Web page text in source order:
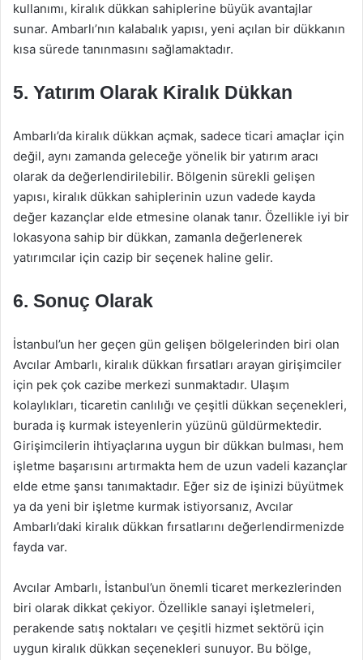
kullanımı, kiralık dükkan sahiplerine büyük avantajlar
sunar. Ambarlı’nın kalabalık yapısı, yeni açılan bir dükkanın
kısa sürede tanınmasını sağlamaktadır.
5. Yatırım Olarak Kiralık Dükkan
Ambarlı’da kiralık dükkan açmak, sadece ticari amaçlar için
değil, aynı zamanda geleceğe yönelik bir yatırım aracı
olarak da değerlendirilebilir. Bölgenin sürekli gelişen
yapısı, kiralık dükkan sahiplerinin uzun vadede kayda
değer kazançlar elde etmesine olanak tanır. Özellikle iyi bir
lokasyona sahip bir dükkan, zamanla değerlenerek
yatırımcılar için cazip bir seçenek haline gelir.
6. Sonuç Olarak
İstanbul’un her geçen gün gelişen bölgelerinden biri olan
Avcılar Ambarlı, kiralık dükkan fırsatları arayan girişimciler
için pek çok cazibe merkezi sunmaktadır. Ulaşım
kolaylıkları, ticaretin canlılığı ve çeşitli dükkan seçenekleri,
burada iş kurmak isteyenlerin yüzünü güldürmektedir.
Girişimcilerin ihtiyaçlarına uygun bir dükkan bulması, hem
işletme başarısını artırmakta hem de uzun vadeli kazançlar
elde etme şansı tanımaktadır. Eğer siz de işinizi büyütmek
ya da yeni bir işletme kurmak istiyorsanız, Avcılar
Ambarlı’daki kiralık dükkan fırsatlarını değerlendirmenizde
fayda var.
Avcılar Ambarlı, İstanbul’un önemli ticaret merkezlerinden
biri olarak dikkat çekiyor. Özellikle sanayi işletmeleri,
perakende satış noktaları ve çeşitli hizmet sektörü için
uygun kiralık dükkan seçenekleri sunuyor. Bu bölge,